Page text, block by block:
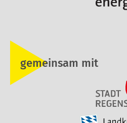
gemeinsam mit